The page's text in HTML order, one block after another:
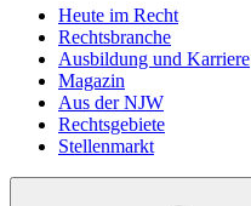
Heute im Recht
Rechtsbranche
Ausbildung und Karriere
Magazin
Aus der NJW
Rechtsgebiete
Stellenmarkt